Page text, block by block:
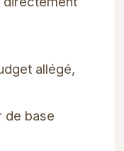
allégé,
de base